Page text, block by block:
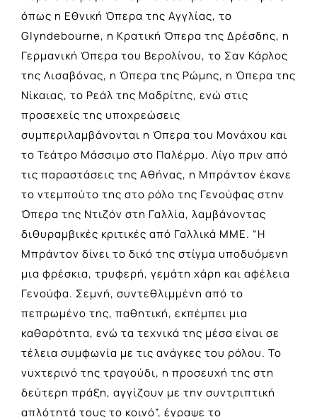
όπως η Εθνική Όπερα της Αγγλίας, το
Glyndebourne, η Κρατική Όπερα της Δρέσδης, η
Γερμανική Όπερα του Βερολίνου, το Σαν Κάρλος
της Λισαβόνας, η Όπερα της Ρώμης, η Όπερα της
Νίκαιας, το Ρεάλ της Μαδρίτης, ενώ στις
προσεχείς της υποχρεώσεις
συμπεριλαμβάνονται η Όπερα του Μονάχου και
το Τεάτρο Μάσσιμο στο Παλέρμο. Λίγο πριν από
τις παραστάσεις της Αθήνας, η Μπράντον έκανε
το ντεμπούτο της στο ρόλο της Γενούφας στην
Όπερα της Ντιζόν στη Γαλλία, λαμβάνοντας
διθυραμβικές κριτικές από Γαλλικά ΜΜΕ. “Η
Μπράντον δίνει το δικό της στίγμα υποδυόμενη
μια φρέσκια, τρυφερή, γεμάτη χάρη και αφέλεια
Γενούφα. Σεμνή, συντεθλιμμένη από το
πεπρωμένο της, παθητική, εκπέμπει μια
καθαρότητα, ενώ τα τεχνικά της μέσα είναι σε
τέλεια συμφωνία με τις ανάγκες του ρόλου. Το
νυχτερινό της τραγούδι, η προσευχή της στη
δεύτερη πράξη, αγγίζουν με την συντριπτική
απλότητά τους το κοινό”, έγραψε το